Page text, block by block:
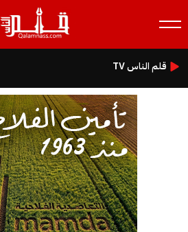
قلم الناس TV